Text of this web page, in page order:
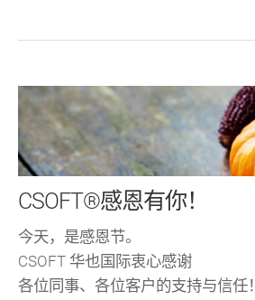
CSOFT®感恩有你！
今天，是感恩节。
CSOFT 华也国际衷心感谢
各位同事、各位客户的支持与信任！